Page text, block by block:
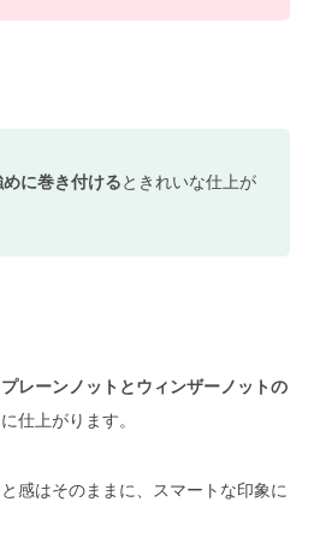
に巻き付けるときれいな仕上が
プレーンノットとウィンザーノットの
仕上がります。
感はそのままに、スマートな印象に